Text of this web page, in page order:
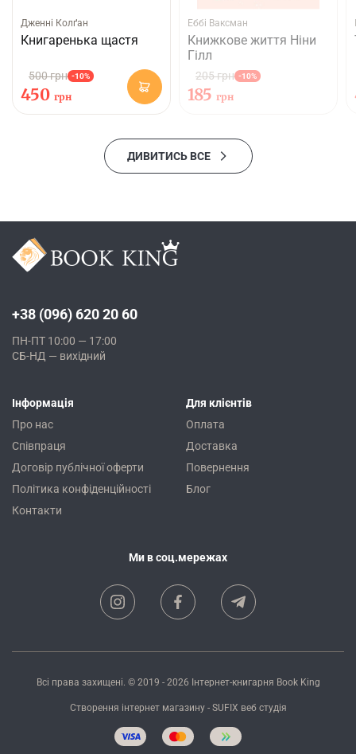
Дженнi Колґан
Книгаренька щастя
500 грн -10%
450 грн
Еббі Ваксман
Книжкове життя Ніни
Гілл
205 грн -10%
185 грн
ДИВИТИСЬ ВСЕ
+38 (096) 620 20 60
ПН-ПТ 10:00 — 17:00
СБ-НД — вихідний
Інформація
Про нас
Співпраця
Договір публічної оферти
Політика конфіденційності
Контакти
Для клієнтів
Оплата
Доставка
Повернення
Блог
Ми в соц.мережах
Всі права захищені. © 2019 - 2026 Інтернет-книгарня Book King
Створення інтернет магазину- SUFIX веб студія